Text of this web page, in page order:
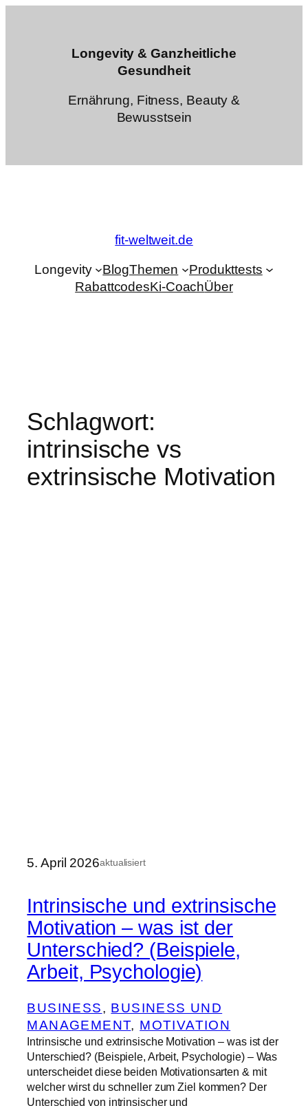
Longevity & Ganzheitliche
Gesundheit
Ernährung, Fitness, Beauty &
Bewusstsein
fit-weltweit.de
Longevity BlogThemen
Produkttests
RabattcodesKi-CoachÜber
Schlagwort:
intrinsische vs
extrinsische Motivation
5. April 2026aktualisiert
Intrinsische und extrinsische
Motivation – was ist der
Unterschied? (Beispiele,
Arbeit, Psychologie)
BUSINESS, BUSINESS UND
MANAGEMENT, MOTIVATION
Intrinsische und extrinsische Motivation – was ist der
Unterschied? (Beispiele, Arbeit, Psychologie) – Was
unterscheidet diese beiden Motivationsarten & mit
welcher wirst du schneller zum Ziel kommen? Der
Unterschied von intrinsischer und